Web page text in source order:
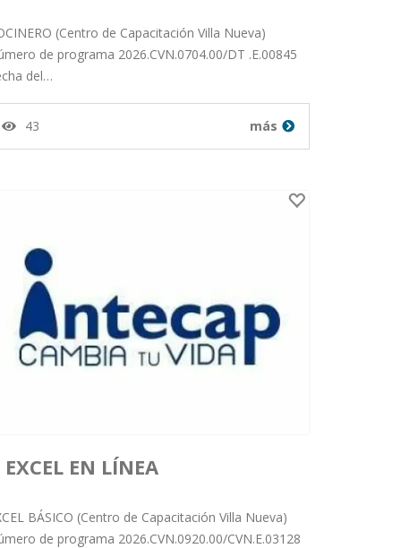
Capacitación Villa Nueva)
Publicado por orlando salazar
milian desde Departamento
(Centro de Capacitación Villa Nueva)
de programa 2026.CVN.0704.00/DT .E.00845
del…
43 más
EXCEL EN LÍNEA
Publicado por orlando salazar
BÁSICO (Centro de Capacitación Villa Nueva)
de programa 2026.CVN.0920.00/CVN.E.03128